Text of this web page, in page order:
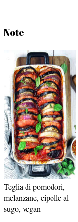
Note
Teglia di pomodori,
melanzane, cipolle al
sugo, vegan